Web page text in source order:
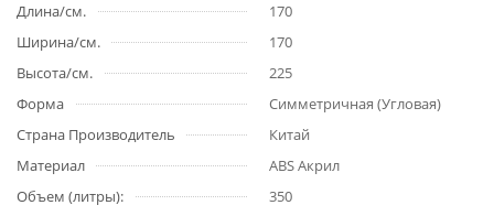
Длина/см.
170
Ширина/см.
170
Высота/см.
225
Форма
Симметричная (Угловая)
Страна Производитель
Китай
Материал
ABS Акрил
Объем (литры):
350